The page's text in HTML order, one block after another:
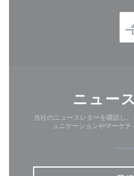
ニュー
当社のニュースレターを購読し
ュニケーションやマーケテ